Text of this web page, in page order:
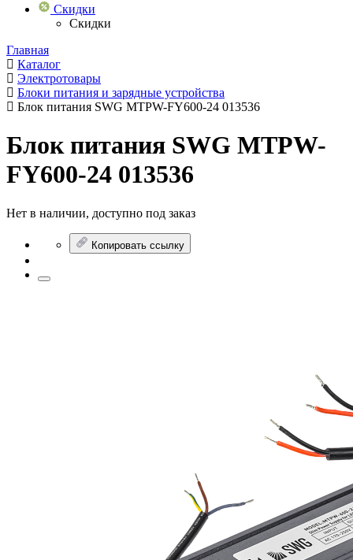
Скидки
Скидки
Главная
Каталог
Электротовары
Блоки питания и зарядные устройства
Блок питания SWG MTPW-FY600-24 013536
Блок питания SWG MTPW-
FY600-24 013536
Нет в наличии, доступно под заказ
Копировать ссылку